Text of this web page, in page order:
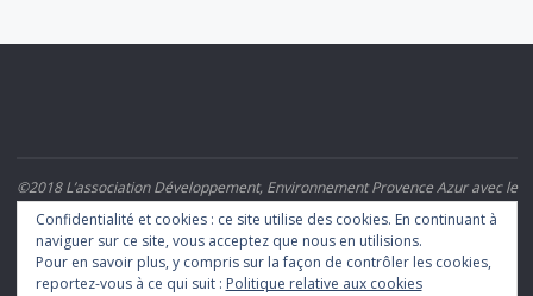
©2018 L’association Développement, Environnement Provence Azur avec le
Rail et le Train (DEPART)
POWERED BYSEPTERA&WORDPRESS.
Confidentialité et cookies : ce site utilise des cookies. En continuant à
naviguer sur ce site, vous acceptez que nous en utilisions.
Pour en savoir plus, y compris sur la façon de contrôler les cookies,
reportez-vous à ce qui suit : Politique relative aux cookies